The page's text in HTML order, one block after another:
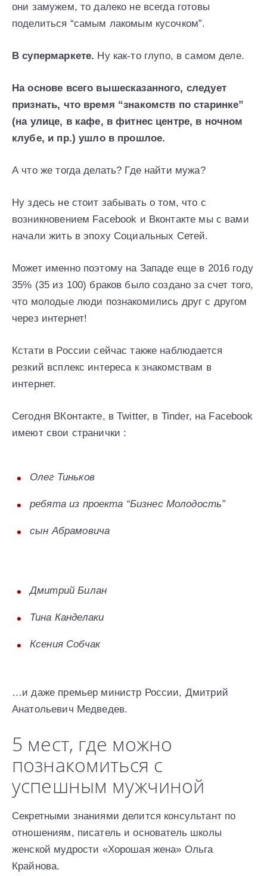
они замужем, то далеко не всегда готовы
поделиться “самым лакомым кусочком”.
В супермаркете. Ну как-то глупо, в самом деле.
На основе всего вышесказанного, следует
признать, что время “знакомств по старинке”
(на улице, в кафе, в фитнес центре, в ночном
клубе, и пр.) ушло в прошлое.
А что же тогда делать? Где найти мужа?
Ну здесь не стоит забывать о том, что с
возникновением Facebook и Вконтакте мы с вами
начали жить в эпоху Социальных Сетей.
Может именно поэтому на Западе еще в 2016 году
35% (35 из 100) браков было создано за счет того,
что молодые люди познакомились друг с другом
через интернет!
Кстати в России сейчас также наблюдается
резкий всплекс интереса к знакомствам в
интернет.
Сегодня ВКонтакте, в Twitter, в Tinder, на Facebook
имеют свои странички :
Олег Тиньков
ребята из проекта “Бизнес Молодость”
сын Абрамовича
Дмитрий Билан
Тина Канделаки
Ксения Собчак
…и даже премьер министр России, Дмитрий
Анатольевич Медведев.
5 мест, где можно
познакомиться с
успешным мужчиной
Секретными знаниями делится консультант по
отношениям, писатель и основатель школы
женской мудрости «Хорошая жена» Ольга
Крайнова.